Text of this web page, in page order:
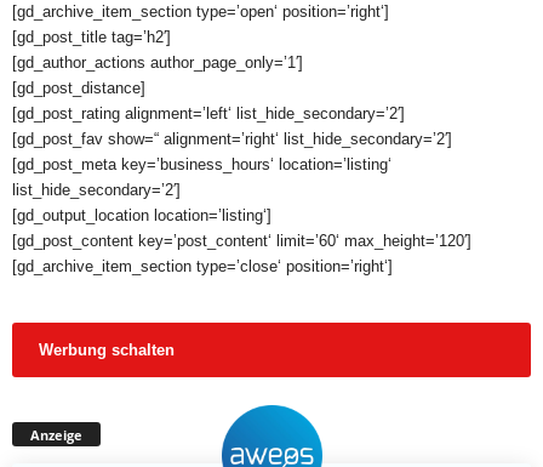
[gd_archive_item_section type=’open‘ position=’right‘]
[gd_post_title tag=’h2′]
[gd_author_actions author_page_only=’1′]
[gd_post_distance]
[gd_post_rating alignment=’left‘ list_hide_secondary=’2′]
[gd_post_fav show=“ alignment=’right‘ list_hide_secondary=’2′]
[gd_post_meta key=’business_hours‘ location=’listing‘
list_hide_secondary=’2′]
[gd_output_location location=’listing‘]
[gd_post_content key=’post_content‘ limit=’60‘ max_height=’120′]
[gd_archive_item_section type=’close‘ position=’right‘]
Werbung schalten
Anzeige